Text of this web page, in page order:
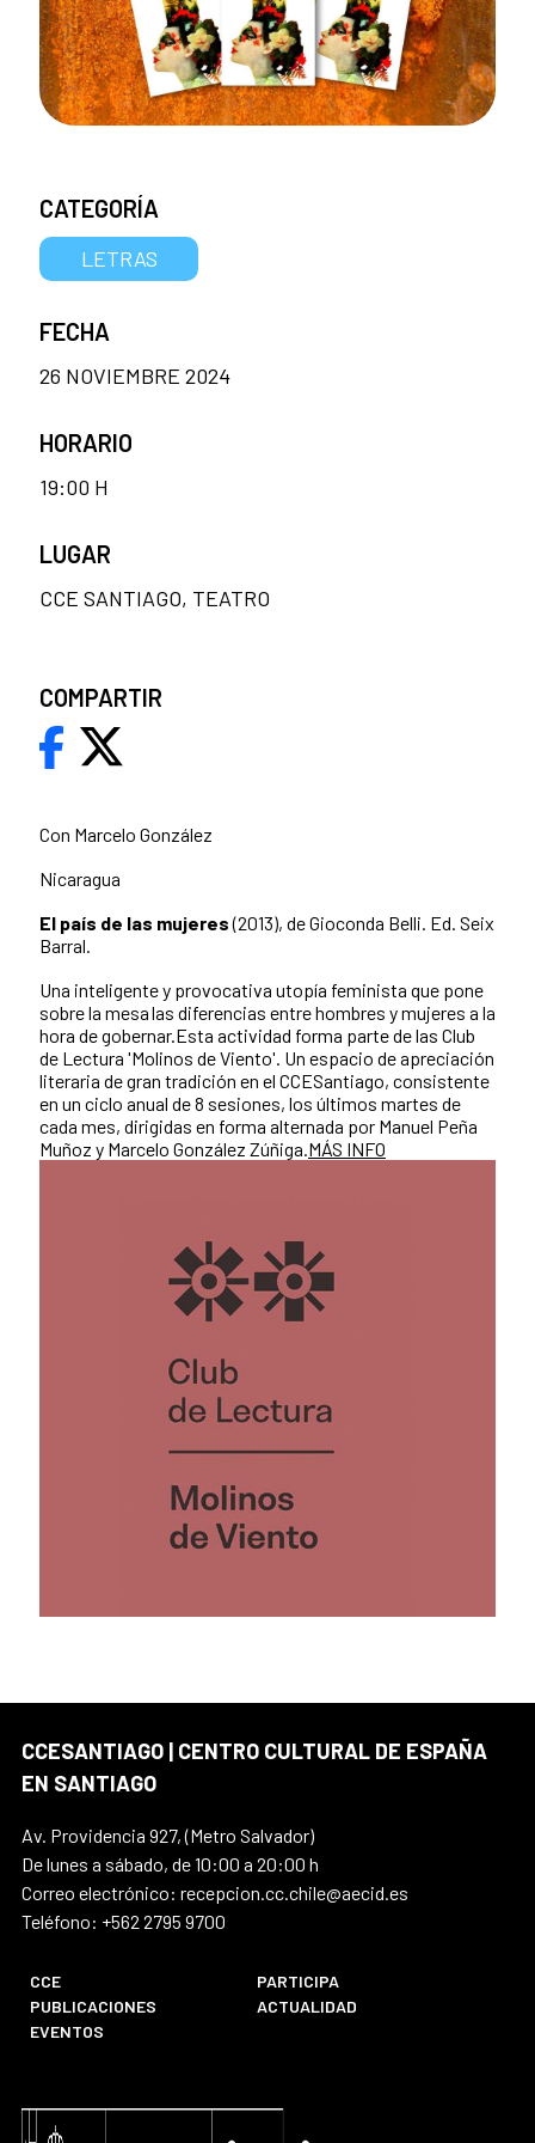
Con Marcelo González
Nicaragua
El país de las mujeres(2013), de Gioconda Belli. Ed. Seix
Barral.
Una inteligente y provocativa utopía feminista que pone
sobre la mesa las diferencias entre hombres y mujeres a la
hora de gobernar.Esta actividad forma parte de las Club
de Lectura 'Molinos de Viento'. Un espacio de apreciación
literaria de gran tradición en el CCESantiago, consistente
en un ciclo anual de 8 sesiones, los últimos martes de
cada mes, dirigidas en forma alternada por Manuel Peña
Muñoz y Marcelo González Zúñiga. MÁS INFO
CATEGORÍA
LETRAS
FECHA
26 NOVIEMBRE 2024
HORARIO
19:00 H
LUGAR
CCE SANTIAGO, TEATRO
COMPARTIR
CCESANTIAGO | CENTRO CULTURAL DE ESPAÑA
EN SANTIAGO
Av. Providencia 927, (Metro Salvador)
De lunes a sábado, de 10:00 a 20:00 h
Correo electrónico: recepcion.cc.chile@aecid.es
Teléfono: +562 2795 9700
CCE
PARTICIPA
PUBLICACIONES
ACTUALIDAD
EVENTOS